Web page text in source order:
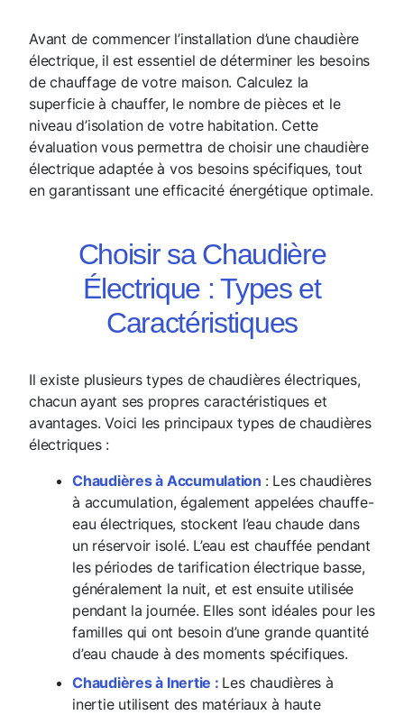
Avant de commencer l’installation d’une chaudière
électrique, il est essentiel de déterminer les besoins
de chauffage de votre maison. Calculez la
superficie à chauffer, le nombre de pièces et le
niveau d’isolation de votre habitation. Cette
évaluation vous permettra de choisir une chaudière
électrique adaptée à vos besoins spécifiques, tout
en garantissant une efficacité énergétique optimale.
Choisir sa Chaudière
Électrique : Types et
Caractéristiques
Il existe plusieurs types de chaudières électriques,
chacun ayant ses propres caractéristiques et
avantages. Voici les principaux types de chaudières
électriques :
Chaudières à Accumulation : Les chaudières
à accumulation, également appelées chauffe-
eau électriques, stockent l’eau chaude dans
un réservoir isolé. L’eau est chauffée pendant
les périodes de tarification électrique basse,
généralement la nuit, et est ensuite utilisée
pendant la journée. Elles sont idéales pour les
familles qui ont besoin d’une grande quantité
d’eau chaude à des moments spécifiques.
Chaudières à Inertie : Les chaudières à
inertie utilisent des matériaux à haute